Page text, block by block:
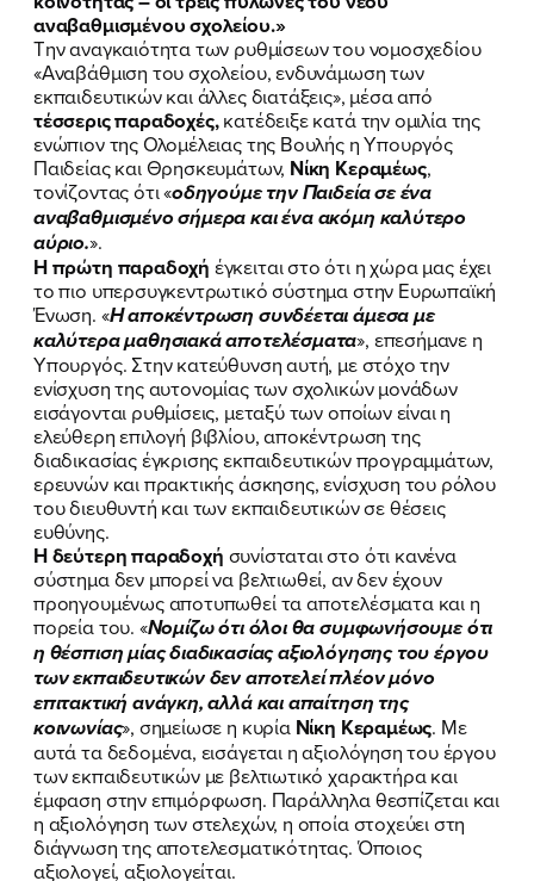
αναβαθμισμένου σχολείου.»
Την αναγκαιότητα των ρυθμίσεων του νομοσχεδίου
«Αναβάθμιση του σχολείου, ενδυνάμωση των
εκπαιδευτικών και άλλες διατάξεις», μέσα από
τέσσερις παραδοχές,κατέδειξε κατά την ομιλία της
ενώπιον της Ολομέλειας της Βουλής η Υπουργός
Παιδείας και Θρησκευμάτων, Νίκη Κεραμέως,
τονίζοντας ότι «οδηγούμε την Παιδεία σε ένα
αναβαθμισμένο σήμερα και ένα ακόμη καλύτερο
αύριο.».
Η πρώτη παραδοχή έγκειται στο ότι η χώρα μας έχει
το πιο υπερσυγκεντρωτικό σύστημα στην Ευρωπαϊκή
Ένωση. «Η αποκέντρωση συνδέεται άμεσα με
καλύτερα μαθησιακά αποτελέσματα», επεσήμανε η
Υπουργός. Στην κατεύθυνση αυτή, με στόχο την
ενίσχυση της αυτονομίας των σχολικών μονάδων
εισάγονται ρυθμίσεις, μεταξύ των οποίων είναι η
ελεύθερη επιλογή βιβλίου, αποκέντρωση της
διαδικασίας έγκρισης εκπαιδευτικών προγραμμάτων,
ερευνών και πρακτικής άσκησης, ενίσχυση του ρόλου
του διευθυντή και των εκπαιδευτικών σε θέσεις
ευθύνης.
Η δεύτερη παραδοχή συνίσταται στο ότι κανένα
σύστημα δεν μπορεί να βελτιωθεί, αν δεν έχουν
προηγουμένως αποτυπωθεί τα αποτελέσματα και η
πορεία του. «Νομίζω ότι όλοι θα συμφωνήσουμε ότι
η θέσπιση μίας διαδικασίας αξιολόγησης του έργου
των εκπαιδευτικών δεν αποτελεί πλέον μόνο
επιτακτική ανάγκη, αλλά και απαίτηση της
κοινωνίας», σημείωσε η κυρία Νίκη Κεραμέως. Με
αυτά τα δεδομένα, εισάγεται η αξιολόγηση του έργου
των εκπαιδευτικών με βελτιωτικό χαρακτήρα και
έμφαση στην επιμόρφωση. Παράλληλα θεσπίζεται και
η αξιολόγηση των στελεχών, η οποία στοχεύει στη
διάγνωση της αποτελεσματικότητας. Όποιος
αξιολογεί, αξιολογείται.
ΥΠΟΒΟΛΗ
ΥΠΟΒΟΛΗ